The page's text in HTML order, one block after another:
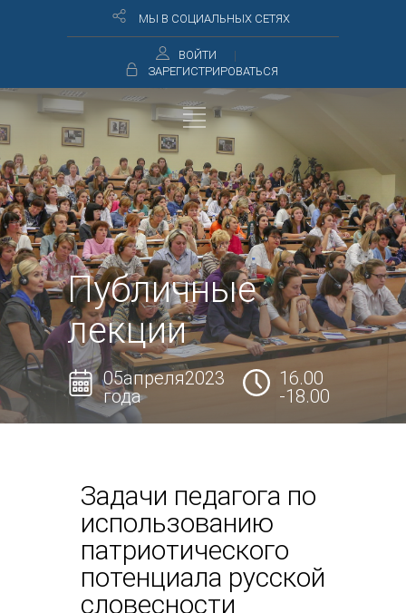
МЫ В СОЦИАЛЬНЫХ СЕТЯХ
ВОЙТИ
ЗАРЕГИСТРИРОВАТЬСЯ
Публичные
лекции
05апреля2023
года
16.00
-18.00
Задачи педагога по
использованию
патриотического
потенциала русской
словесности